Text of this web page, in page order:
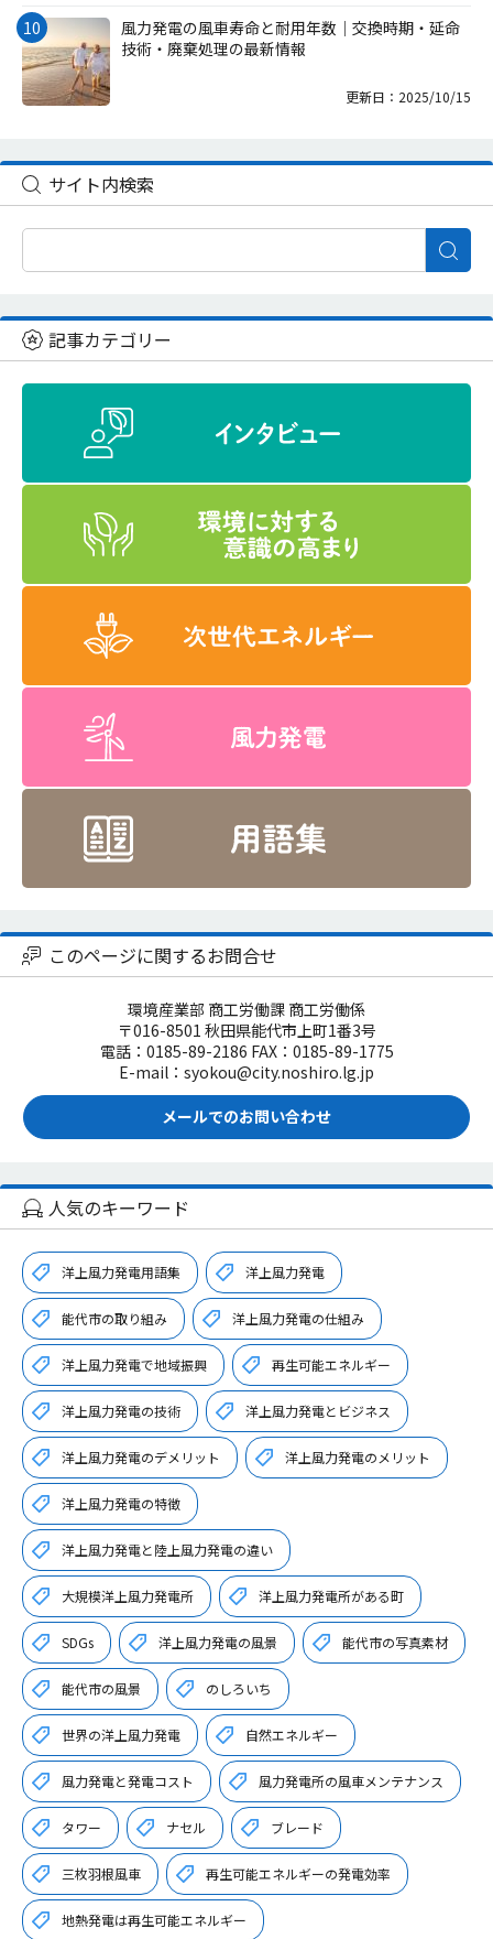
風力発電の風車寿命と耐用年数｜交換時期・延命
技術・廃棄処理の最新情報
更新日：2025/10/15
サイト内検索
記事カテゴリー
このページに関するお問合せ
環境産業部 商工労働課 商工労働係
〒016-8501 秋田県能代市上町1番3号
電話：0185-89-2186 FAX：0185-89-1775
E-mail：syokou@city.noshiro.lg.jp
メールでのお問い合わせ
人気のキーワード
洋上風力発電用語集 洋上風力発電
能代市の取り組み 洋上風力発電の仕組み
洋上風力発電で地域振興 再生可能エネルギー
洋上風力発電の技術 洋上風力発電とビジネス
洋上風力発電のデメリット 洋上風力発電のメリット
洋上風力発電の特徴
洋上風力発電と陸上風力発電の違い
大規模洋上風力発電所 洋上風力発電所がある町
SDGs 洋上風力発電の風景 能代市の写真素材
能代市の風景 のしろいち
世界の洋上風力発電 自然エネルギー
風力発電と発電コスト 風力発電所の風車メンテナンス
タワー ナセル ブレード
三枚羽根風車 再生可能エネルギーの発電効率
地熱発電は再生可能エネルギー